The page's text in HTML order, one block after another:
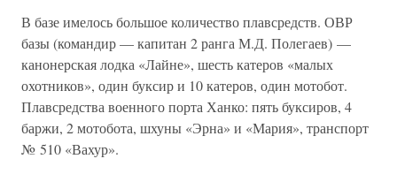
В базе имелось большое количество плавсредств. ОВР
базы (командир — капитан 2 ранга М.Д. Полегаев) —
канонерская лодка «Лайне», шесть катеров «малых
охотников», один буксир и 10 катеров, один мотобот.
Плавсредства военного порта Ханко: пять буксиров, 4
баржи, 2 мотобота, шхуны «Эрна» и «Мария», транспорт
№ 510 «Вахур».